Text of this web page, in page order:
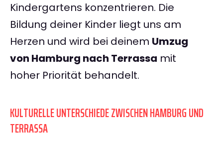
Kindergartens konzentrieren. Die
Bildung deiner Kinder liegt uns am
Herzen und wird bei deinem Umzug
von Hamburg nach Terrassa mit
hoher Priorität behandelt.
KULTURELLE UNTERSCHIEDE ZWISCHEN HAMBURG UND
TERRASSA